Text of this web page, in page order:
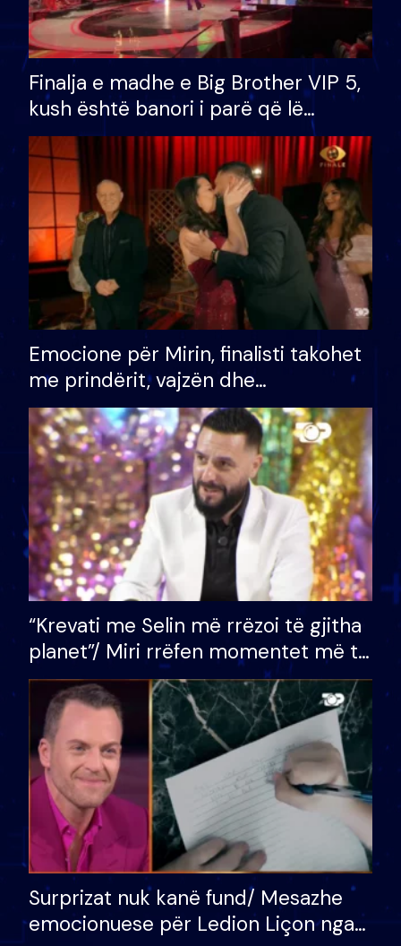
Finalja e madhe e Big Brother VIP 5,
kush është banori i parë që lë
shtëpinë dhe humb mundësinë për
të fituar çmimin e madh
Emocione për Mirin, finalisti takohet
me prindërit, vajzën dhe
bashkëshorten: S’kemi ndonjë letër
divorci apo jo?
“Krevati me Selin më rrëzoi të gjitha
planet”/ Miri rrëfen momentet më të
bukura në shtëpinë e BB VIP: Do më
mungojë zilja e mëngjesit kur…
Surprizat nuk kanë fund/ Mesazhe
emocionuese për Ledion Liçon nga